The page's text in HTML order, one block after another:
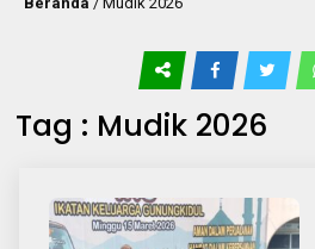
Tag : Mudik 2026